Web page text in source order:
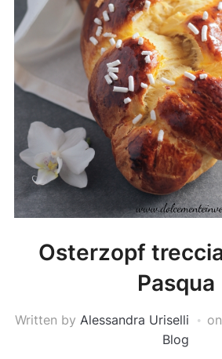
Osterzopf
Pasqua
Written by Alessandra Uriselli on
Blog